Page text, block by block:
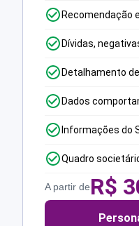
Recomendação
Dívidas,
Detalhamento
Dados
Informações do
Quadro
A partir deR$